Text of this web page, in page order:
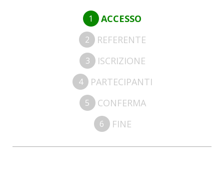
1 ACCESSO
2 REFERENTE
3 ISCRIZIONE
4 PARTECIPANTI
5 CONFERMA
6 FINE